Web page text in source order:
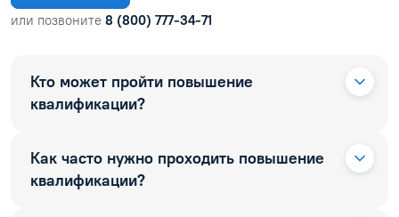
или позвоните 8 (800) 777-34-71
Кто может пройти повышение
квалификации?
Как часто нужно проходить повышение
квалификации?